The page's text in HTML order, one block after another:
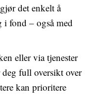
det enkelt å
i fond – også med
eller via tjenester
full oversikt over
kan prioritere